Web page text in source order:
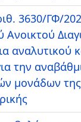
3630/ΓΦ/
Ανοικτού
αναλυτικού
την
μονάδων της